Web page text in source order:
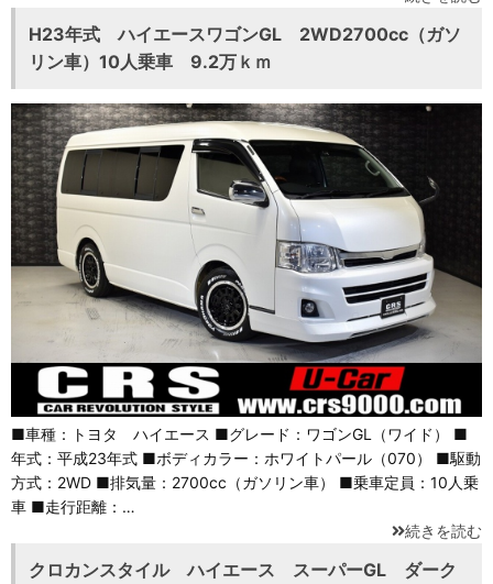
H23年式 ハイエースワゴンGL 2WD2700cc（ガソ
リン車）10人乗車 9.2万ｋｍ
■車種：トヨタ ハイエース ■グレード：ワゴンGL（ワイド） ■
年式：平成23年式 ■ボディカラー：ホワイトパール（070） ■駆動
方式：2WD ■排気量：2700cc（ガソリン車） ■乗車定員：10人乗
車 ■走行距離：…
続きを読む
クロカンスタイル ハイエース スーパーGL ダーク